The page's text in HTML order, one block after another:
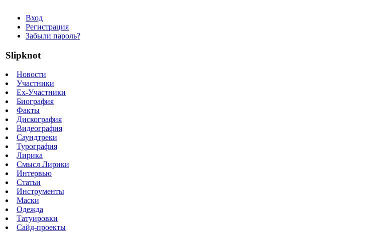
Вход
Регистрация
Забыли пароль?
Slipknot
Новости
Участники
Ex-Участники
Биография
Факты
Дискография
Видеография
Саундтреки
Турография
Лирика
Смысл Лирики
Интервью
Статьи
Инструменты
Маски
Одежда
Татуировки
Сайд-проекты